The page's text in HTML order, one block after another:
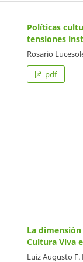
Políticas
tensiones
Rosario
pdf
La
Cultura Viva
Luiz Augusto